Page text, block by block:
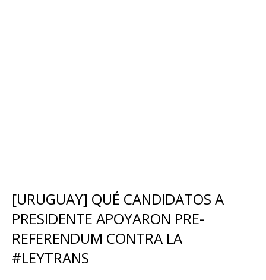
[URUGUAY] QUÉ CANDIDATOS A
PRESIDENTE APOYARON PRE-
REFERENDUM CONTRA LA
#LEYTRANS